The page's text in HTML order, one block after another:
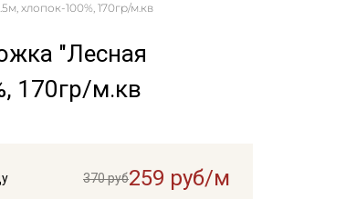
хлопок-100%, 170гр/м.кв
"Лесная
170гр/м.кв
370 руб259 руб/м